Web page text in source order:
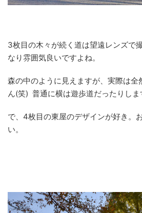
3枚目の木々が続く道は望遠レンズで
なり雰囲気良いですよね。
森の中のように見えますが、実際は全
ん(笑) 普通に横は遊歩道だったりしま
で、4枚目の東屋のデザインが好き。
い。